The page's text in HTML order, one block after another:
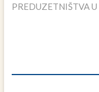
PREDUZETNIŠTVA U